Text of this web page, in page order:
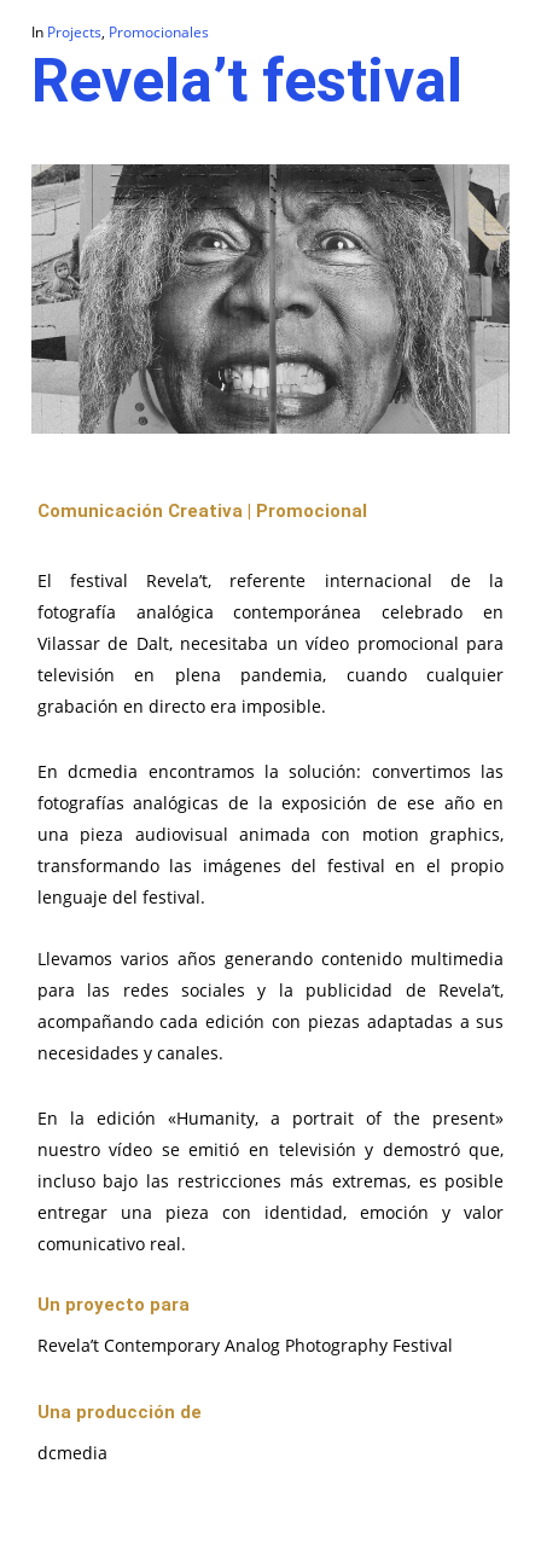
In Projects, Promocionales
Revela’t festival
Comunicación Creativa | Promocional
El festival Revela’t, referente internacional de la
fotografía analógica contemporánea celebrado en
Vilassar de Dalt, necesitaba un vídeo promocional para
televisión en plena pandemia, cuando cualquier
grabación en directo era imposible.
En dcmedia encontramos la solución: convertimos las
fotografías analógicas de la exposición de ese año en
una pieza audiovisual animada con motion graphics,
transformando las imágenes del festival en el propio
lenguaje del festival.
Llevamos varios años generando contenido multimedia
para las redes sociales y la publicidad de Revela’t,
acompañando cada edición con piezas adaptadas a sus
necesidades y canales.
En la edición «Humanity, a portrait of the present»
nuestro vídeo se emitió en televisión y demostró que,
incluso bajo las restricciones más extremas, es posible
entregar una pieza con identidad, emoción y valor
comunicativo real.
Un proyecto para
Revela’t Contemporary Analog Photography Festival
Una producción de
dcmedia